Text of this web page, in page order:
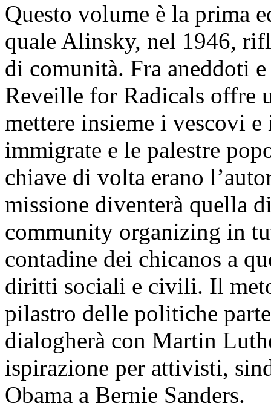
Questo volume è la prima
quale Alinsky, nel 1946,
di comunità. Fra aneddoti
Reveille for Radicals offre
mettere insieme i vescovi
immigrate e le palestre
chiave di volta erano
missione diventerà quella
community organizing in
contadine dei chicanos a
diritti sociali e civili. Il
pilastro delle politiche
dialogherà con Martin
ispirazione per attivisti,
Obama a Bernie Sanders.